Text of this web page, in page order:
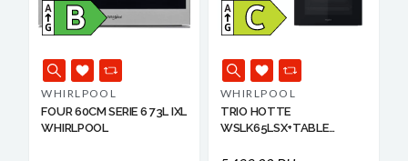
WHIRLPOOL
FOUR 60CM SERIE 6 73L IXL
WHIRLPOOL
WHIRLPOOL
TRIO HOTTE
WSLK65LSX+TABLE